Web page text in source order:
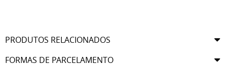
PRODUTOS RELACIONADOS
FORMAS DE PARCELAMENTO